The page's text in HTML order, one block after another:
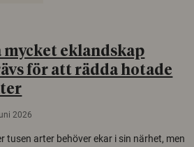
mycket eklandskap
för att rädda hotade
2026
tusen arter behöver ekar i sin närhet, men